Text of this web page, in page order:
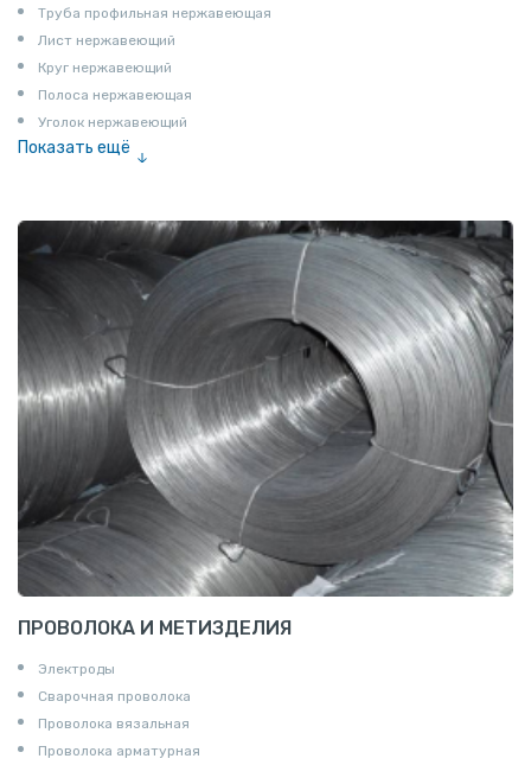
Труба профильная нержавеющая
Лист нержавеющий
Круг нержавеющий
Полоса нержавеющая
Уголок нержавеющий
Показать ещё
ПРОВОЛОКА И МЕТИЗДЕЛИЯ
Электроды
Сварочная проволока
Проволока вязальная
Проволока арматурная